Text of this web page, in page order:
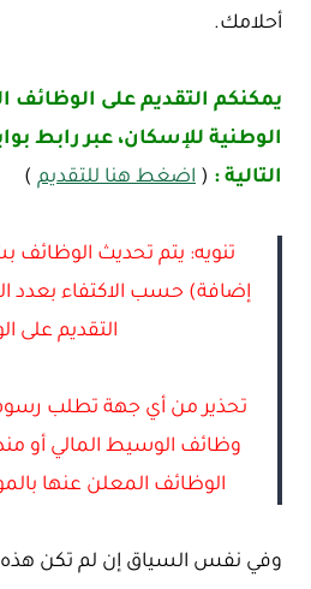
أحلامك.
يمكنكم التقديم على الوظائف
الوطنية للإسكان، عبر رابط
التالية : ( اضغط هنا للتقديم )
تنويه: يتم تحديث
إضافة) حسب الاكتفاء بعدد
التقديم على
تحذير من أي جهة تطلب
وظائف الوسيط المالي أو
الوظائف المعلن عنها
وفي نفس السياق إن لم تكن هذه